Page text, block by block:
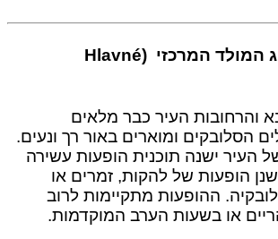
הופעות בשוק חג המולד המרכזי (Hlavné
העיר כבר מלאים
ומוארים באור רך ונעים.
ישנה תוכנית הופעות עשירה
של להקות, זמרים או
ההופעות מתקיימות לרוב
בשעות הערב המוקדמות.